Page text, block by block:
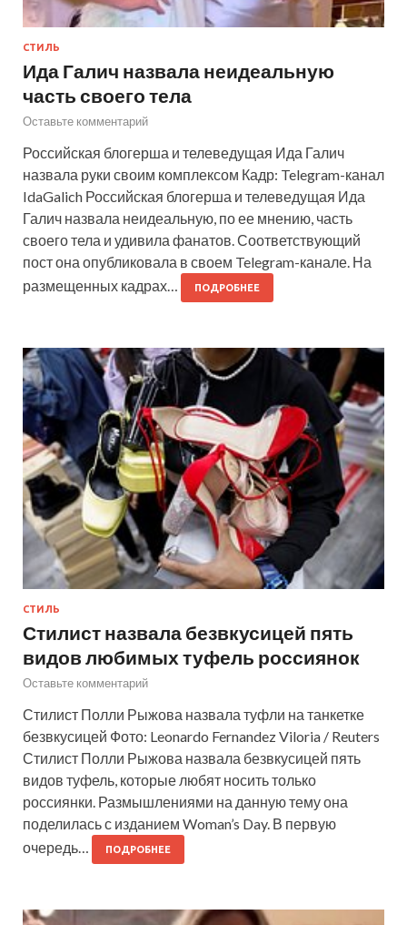
СТИЛЬ
Ида Галич назвала неидеальную
часть своего тела
Оставьте комментарий
Российская блогерша и телеведущая Ида Галич
назвала руки своим комплексом Кадр: Telegram-канал
IdaGalich Российская блогерша и телеведущая Ида
Галич назвала неидеальную, по ее мнению, часть
своего тела и удивила фанатов. Соответствующий
пост она опубликовала в своем Telegram-канале. На
размещенных кадрах…
ПОДРОБНЕЕ
СТИЛЬ
Стилист назвала безвкусицей пять
видов любимых туфель россиянок
Оставьте комментарий
Стилист Полли Рыжова назвала туфли на танкетке
безвкусицей Фото: Leonardo Fernandez Viloria / Reuters
Стилист Полли Рыжова назвала безвкусицей пять
видов туфель, которые любят носить только
россиянки. Размышлениями на данную тему она
поделилась с изданием Woman’s Day. В первую
очередь…
ПОДРОБНЕЕ